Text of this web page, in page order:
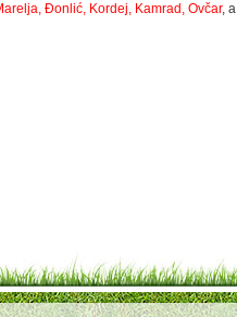
Đonlić, Kordej, Kamrad, Ovčar, a